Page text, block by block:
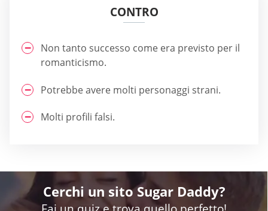
CONTRO
Non tanto successo come era previsto per il
romanticismo.
Potrebbe avere molti personaggi strani.
Molti profili falsi.
Cerchi un sito Sugar Daddy?